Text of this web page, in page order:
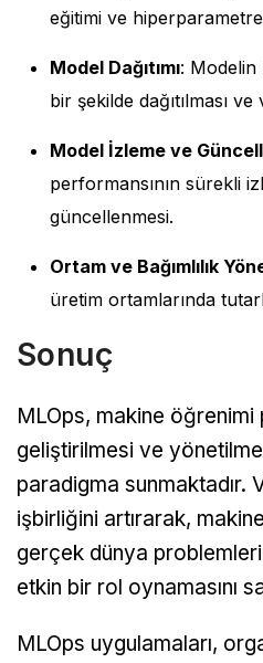
eğitimi ve
Model Dağıtımı: Modelin
bir şekilde dağıtılması
Model İzleme ve
performansının sürekli
güncellenmesi.
Ortam ve Bağımlılık
üretim ortamlarında
Sonuç
MLOps, makine öğrenimi
geliştirilmesi ve
paradigma sunmaktadır.
işbirliğini artırarak,
gerçek dünya
etkin bir rol oynamasını
MLOps uygulamaları,